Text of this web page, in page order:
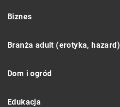
Biznes
Branża adult (erotyka, hazard)
Dom i ogród
Edukacja